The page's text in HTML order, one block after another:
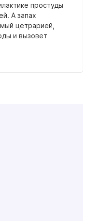
простуды
А запах
цетрарией,
и вызовет